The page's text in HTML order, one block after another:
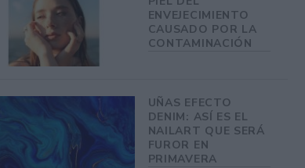
ENVEJECIMIENTO
CAUSADO POR LA
CONTAMINACIÓN
UÑAS EFECTO
DENIM: ASÍ ES EL
NAILART QUE SERÁ
FUROR EN
PRIMAVERA